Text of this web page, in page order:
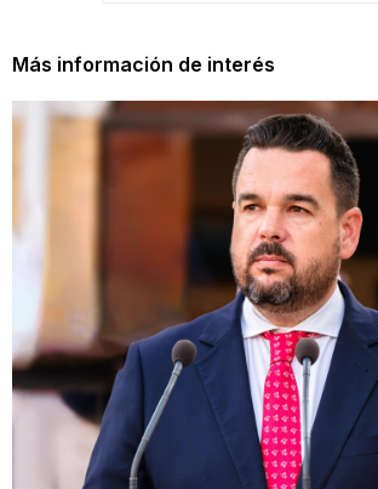
Más información de interés